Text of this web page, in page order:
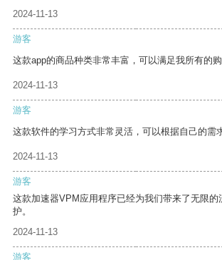
2024-11-13
游客
这款app的商品种类非常丰富，可以满足我所有的购
2024-11-13
游客
这款软件的学习方式非常灵活，可以根据自己的需
2024-11-13
游客
这款加速器VPM应用程序已经为我们带来了无限的
护。
2024-11-13
游客